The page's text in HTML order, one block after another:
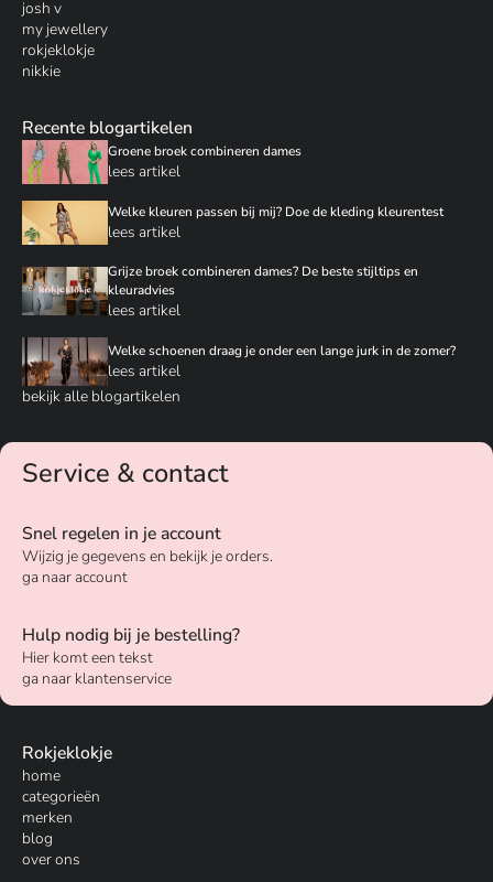
josh v
my jewellery
rokjeklokje
nikkie
Recente blogartikelen
Groene broek combineren dames
lees artikel
Welke kleuren passen bij mij? Doe de kleding kleurentest
lees artikel
Grijze broek combineren dames? De beste stijltips en
kleuradvies
lees artikel
Welke schoenen draag je onder een lange jurk in de zomer?
lees artikel
bekijk alle blogartikelen
Service & contact
Snel regelen in je account
Wijzig je gegevens en bekijk je orders.
ga naar account
Hulp nodig bij je bestelling?
Hier komt een tekst
ga naar klantenservice
Rokjeklokje
home
categorieën
merken
blog
over ons